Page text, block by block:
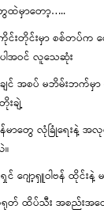
ထဲမှာတော့…..
ကိုင်းတိုင်းမှာ စစ်တပ်က
ါအဝင် လူသေဆုံး
ချင် အစပ် မဘိမ်းဘက်
းချဲ့
န်မာတွေ လုံခြုံရေး
ရှင် ဂျော့ရှူဝါဗန် ထိုင်း
ရုတ် ထိပ်သီး အစည်းအဝ